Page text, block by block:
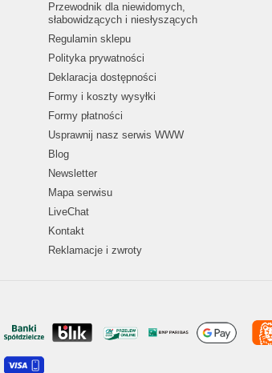
Przewodnik dla niewidomych,
słabowidzących i niesłyszących
Regulamin sklepu
Polityka prywatności
Deklaracja dostępności
Formy i koszty wysyłki
Formy płatności
Usprawnij nasz serwis WWW
Blog
Newsletter
Mapa serwisu
LiveChat
Kontakt
Reklamacje i zwroty